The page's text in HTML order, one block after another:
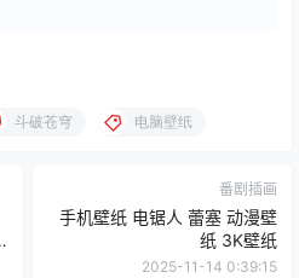
斗破苍穹 电脑壁纸
番剧插画
手机壁纸 电锯人 蕾塞 动漫壁
纸 3K壁纸
2025-11-14 0:39:15